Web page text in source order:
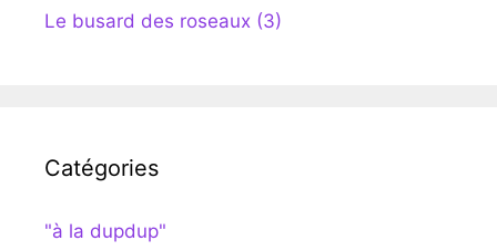
Le busard des roseaux (3)
Catégories
"à la dupdup"